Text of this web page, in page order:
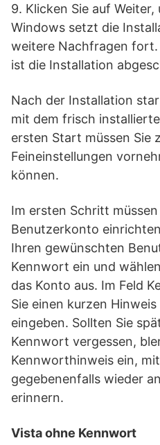
9. Klicken Sie auf
Windows setzt die
weitere Nachfragen
ist die Installation
Nach der Installation
mit dem frisch
ersten Start müssen Sie
Feineinstellungen
können.
Im ersten Schritt
Benutzerkonto
Ihren gewünschten
Kennwort ein und
das Konto aus. Im Feld
Sie einen kurzen
eingeben. Sollten Sie
Kennwort vergessen,
Kennworthinweis ein,
gegebenenfalls wieder
erinnern.
Vista ohne Kennwort